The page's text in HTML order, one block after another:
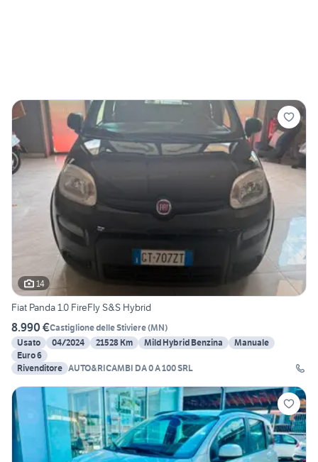
14
Fiat Panda 1.0 FireFly S&S Hybrid
8.990 €Castiglione delle Stiviere(MN)
Usato
04/2024 21528 Km Mild Hybrid Benzina
Manuale
Euro 6
Rivenditore AUTO&RICAMBI DA 0 A 100 SRL